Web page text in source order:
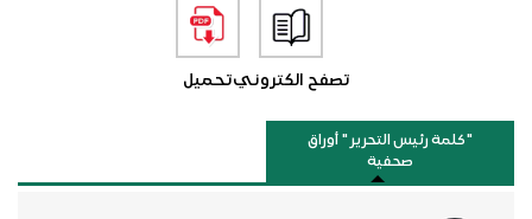
تصفح الكترونيتحميل
"كلمة رئيس التحرير " أوراق
صحفية